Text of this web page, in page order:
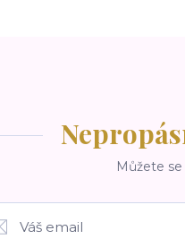
Můžete se